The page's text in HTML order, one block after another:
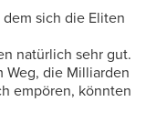
sich die Eliten
natürlich sehr gut.
Weg, die Milliarden
empören, könnten